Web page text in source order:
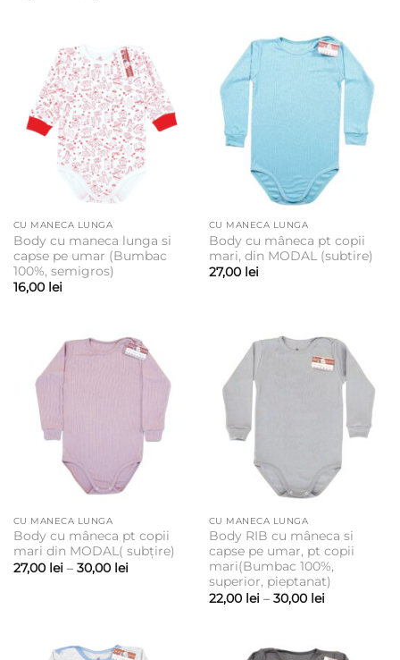
la
30,00 lei
la
27,00 lei
CU MANECA LUNGA
Body cu maneca lunga si
capse pe umar (Bumbac
100%, semigros)
16,00 lei
CU MANECA LUNGA
Body cu mâneca pt copii
mari, din MODAL (subtire)
27,00 lei
CU MANECA LUNGA
Body cu mâneca pt copii
mari din MODAL( subțire)
27,00 lei – 30,00 leiInterval
CU MANECA LUNGA
Body RIB cu mâneca si
capse pe umar, pt copii
mari(Bumbac 100%,
superior, pieptanat)
22,00 lei – 30,00 leiInterval
la